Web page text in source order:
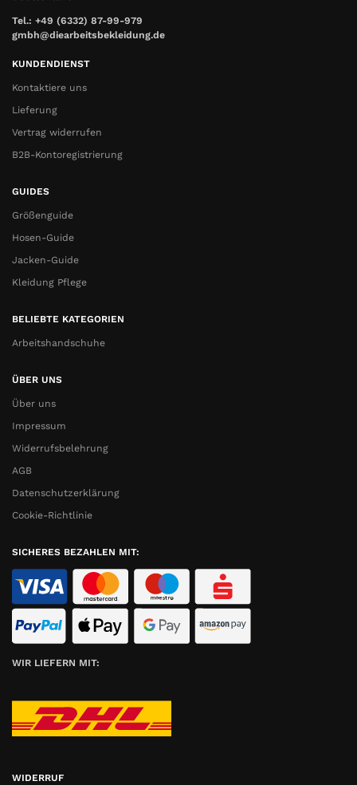
Tel.: +49 (6332) 87-99-979
gmbh@diearbeitsbekleidung.de
KUNDENDIENST
Kontaktiere uns
Lieferung
Vertrag widerrufen
B2B-Kontoregistrierung
GUIDES
Größenguide
Hosen-Guide
Jacken-Guide
Kleidung Pflege
BELIEBTE KATEGORIEN
Arbeitshandschuhe
ÜBER UNS
Über uns
Impressum
Widerrufsbelehrung
AGB
Datenschutzerklärung
Cookie-Richtlinie
SICHERES BEZAHLEN MIT:
WIR LIEFERN MIT:
WIDERRUF